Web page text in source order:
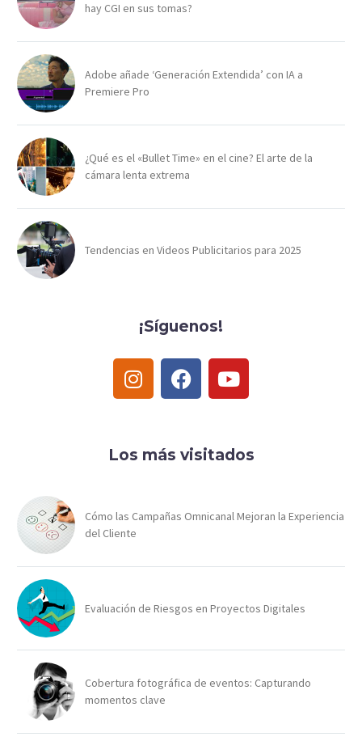
hay CGI en sus tomas?
Adobe añade ‘Generación Extendida’ con IA a
Premiere Pro
¿Qué es el «Bullet Time» en el cine? El arte de la
cámara lenta extrema
Tendencias en Videos Publicitarios para 2025
¡Síguenos!
Los más visitados
Cómo las Campañas Omnicanal Mejoran la Experiencia
del Cliente
Evaluación de Riesgos en Proyectos Digitales
Cobertura fotográfica de eventos: Capturando
momentos clave